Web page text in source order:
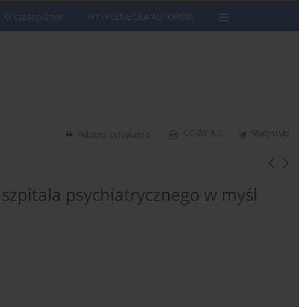
O czasopiśmie WYTYCZNE DLA AUTORÓW
Statystyki
CC-BY 4.0
Pobierz cytowanie
psychiatrycznego w myśl